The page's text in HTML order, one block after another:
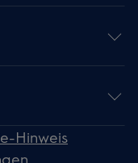
Hinweis